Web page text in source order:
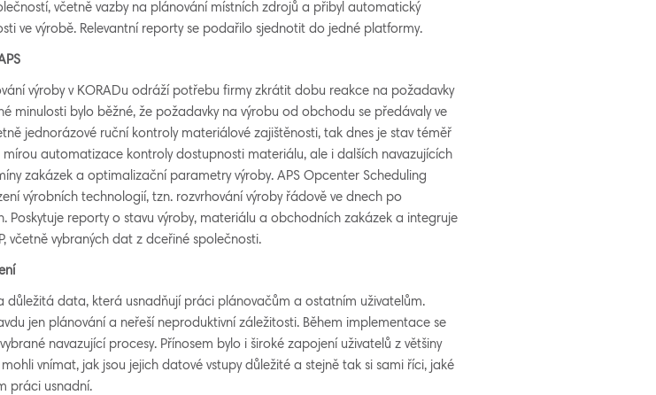
včetně vazby na plánování místních zdrojů a přibyl automatický
ve výrobě. Relevantní reporty se podařilo sjednotit do jedné platformy.
výroby v KORADu odráží potřebu firmy zkrátit dobu reakce na požadavky
minulosti bylo běžné, že požadavky na výrobu od obchodu se předávaly ve
jednorázové ruční kontroly materiálové zajištěnosti, tak dnes je stav téměř
mírou automatizace kontroly dostupnosti materiálu, ale i dalších navazujících
zakázek a optimalizační parametry výroby. APS Opcenter Scheduling
výrobních technologií, tzn. rozvrhování výroby řádově ve dnech po
Poskytuje reporty o stavu výroby, materiálu a obchodních zakázek a integruje
včetně vybraných dat z dceřiné společnosti.
důležitá data, která usnadňují práci plánovačům a ostatním uživatelům.
jen plánování a neřeší neproduktivní záležitosti. Během implementace se
navazující procesy. Přínosem bylo i široké zapojení uživatelů z většiny
vnímat, jak jsou jejich datové vstupy důležité a stejně tak si sami říci, jaké
práci usnadní.